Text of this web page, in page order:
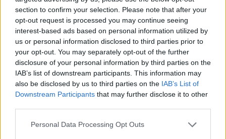
section to confirm your selection. Please note that after your
opt-out request is processed you may continue seeing
interest-based ads based on personal information utilized by
us or personal information disclosed to third parties prior to
your opt-out. You may separately opt-out of the further
disclosure of your personal information by third parties on the
IAB’s list of downstream participants. This information may
also be disclosed by us to third parties on the IAB’s List of
Downstream Participants that may further disclose it to other
Personal Data Processing Opt Outs
testőrség szembenállását az újdonsült
belső szövetségesük, ser Luthor Largent
(akit Tom Cullen alakít, aki sokak számára
a Downton Abbey Anthony Gillingham-
jaként lehet ismerős) az Aranyköpenyesek
vezetője elnyomja.